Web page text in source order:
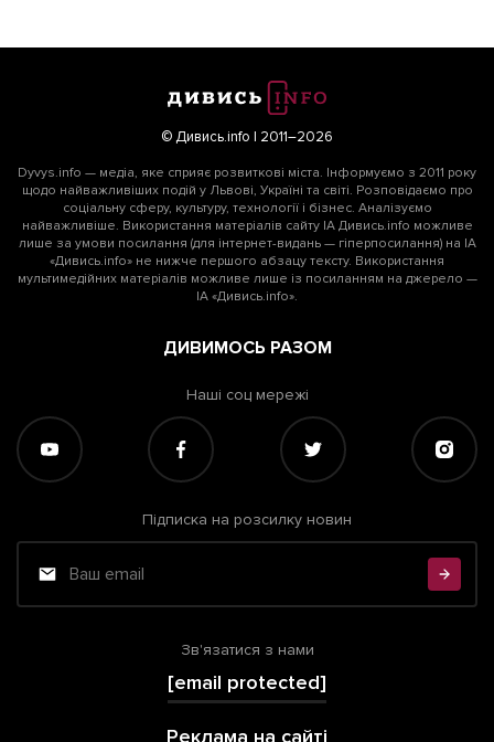
© Дивись.info | 2011–2026
Dyvys.info — медіа, яке сприяє розвиткові міста. Інформуємо з 2011 року
щодо найважливіших подій у Львові, Україні та світі. Розповідаємо про
соціальну сферу, культуру, технології і бізнес. Аналізуємо
найважливіше. Використання матеріалів сайту ІА Дивись.info можливе
лише за умови посилання (для інтернет-видань — гіперпосилання) на ІА
«Дивись.info» не нижче першого абзацу тексту. Використання
мультимедійних матеріалів можливе лише із посиланням на джерело —
ІА «Дивись.info».
ДИВИМОСЬ РАЗОМ
Наші соц мережі
Підписка на розсилку новин
Зв'язатися з нами
[email protected]
Реклама на сайті